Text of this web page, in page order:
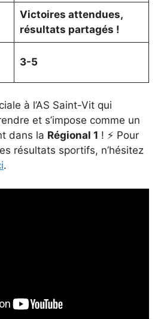
Victoires attendues,
résultats partagés !
3-5
à l’AS Saint-Vit qui
et s’impose comme un
dans la Régional 1 ! ⚡ Pour
résultats sportifs, n’hésitez
.